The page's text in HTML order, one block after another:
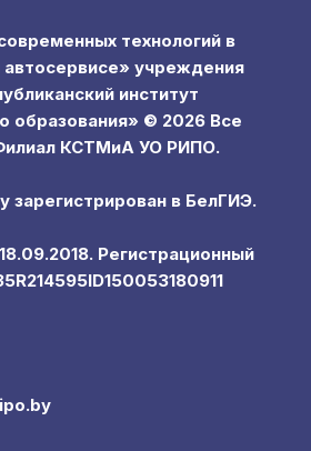
технологий в
учреждения
институт
образования» © 2026 Все
КСТМиА УО РИПО.
зарегистрирован в БелГИЭ.
Регистрационный